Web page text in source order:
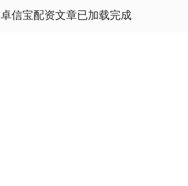
卓信宝配资文章已加载完成